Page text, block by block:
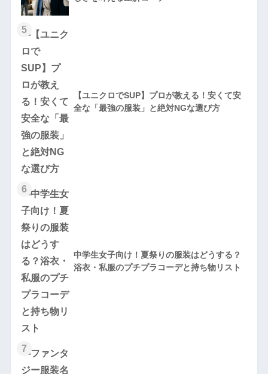
5
【ユニクロでSUP】プロが教える！安くて安
全な「最強の服装」と絶対NGな選び方
6
中学生女子向け！夏祭りの服装はどうする？
浴衣・私服のプチプラコーデと持ち物リスト
7